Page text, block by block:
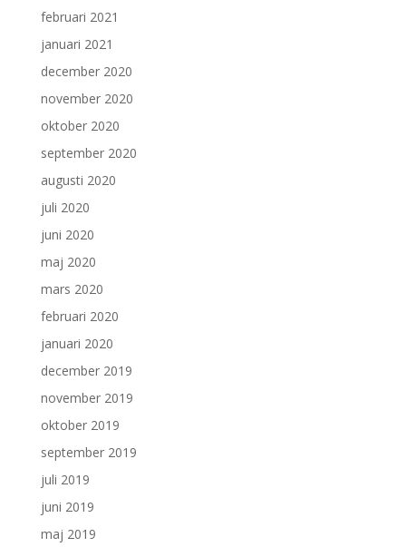
februari 2021
januari 2021
december 2020
november 2020
oktober 2020
september 2020
augusti 2020
juli 2020
juni 2020
maj 2020
mars 2020
februari 2020
januari 2020
december 2019
november 2019
oktober 2019
september 2019
juli 2019
juni 2019
maj 2019